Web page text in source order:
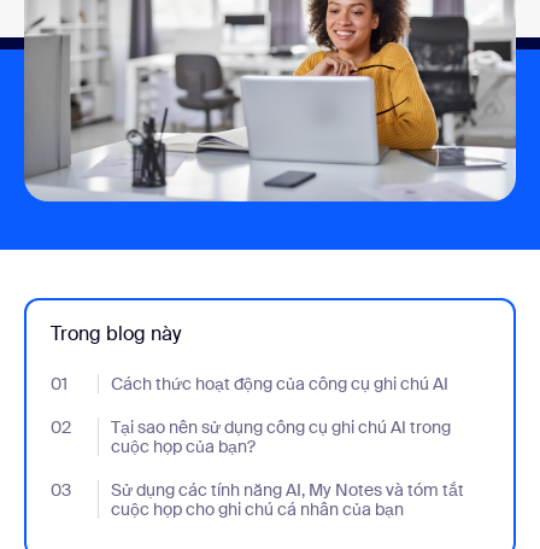
Trong blog này
01 Cách thức hoạt động của công cụ ghi chú AI
- Jumplink to Cách thức hoạt động của công cụ ghi chú AI
02
Tại sao nên sử dụng công cụ ghi chú AI trong
cuộc họp của bạn?
- Jumplink to Tại sao nên sử dụng công cụ ghi chú AI trong
03
Sử dụng các tính năng AI, My Notes và tóm tắt
cuộc họp cho ghi chú cá nhân của bạn
- Jumplink to Sử dụng các tính năng AI, My Notes và tóm tắt